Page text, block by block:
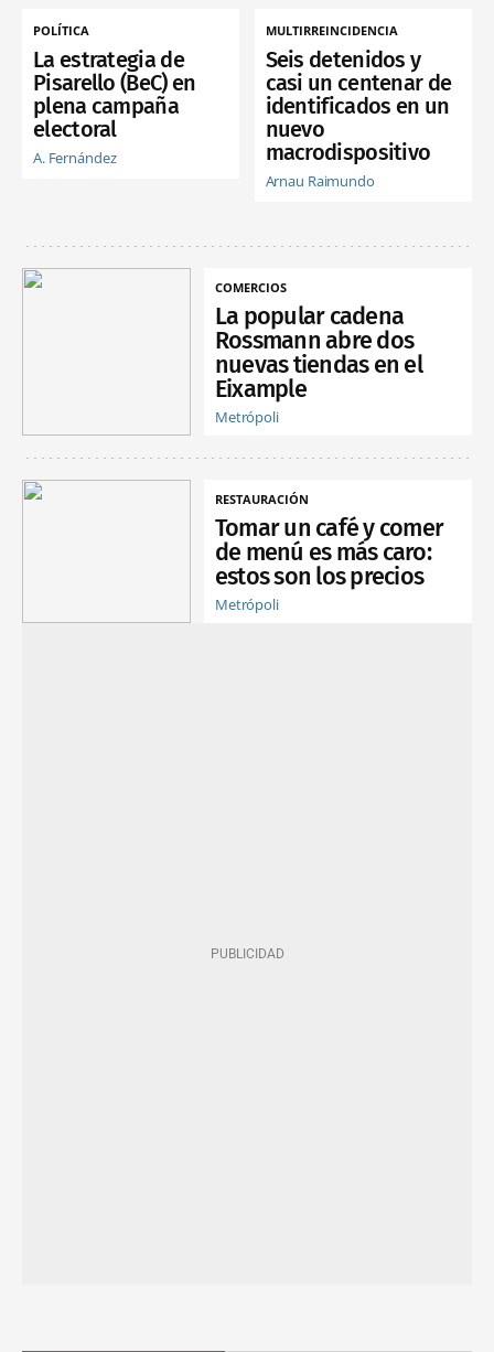
POLÍTICA
La estrategia de
Pisarello (BeC) en
plena campaña
electoral
A. Fernández
MULTIRREINCIDENCIA
Seis detenidos y
casi un centenar de
identificados en un
nuevo
macrodispositivo
Arnau Raimundo
COMERCIOS
La popular cadena
Rossmann abre dos
nuevas tiendas en el
Eixample
Metrópoli
RESTAURACIÓN
Tomar un café y comer
de menú es más caro:
estos son los precios
Metrópoli